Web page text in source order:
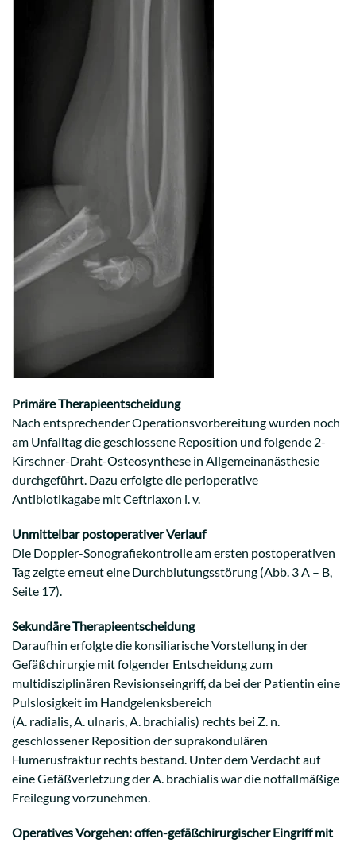
Primäre Therapieentscheidung
Nach entsprechender Operationsvorbereitung wurden noch
am Unfalltag die geschlossene Reposition und folgende 2-
Kirschner-Draht-Osteosynthese in Allgemeinanästhesie
durchgeführt. Dazu erfolgte die perioperative
Antibiotikagabe mit Ceftriaxon i. v.
Unmittelbar postoperativer Verlauf
Die Doppler-Sonografiekontrolle am ersten postoperativen
Tag zeigte erneut eine Durchblutungsstörung (Abb. 3 A – B,
Seite 17).
Sekundäre Therapieentscheidung
Daraufhin erfolgte die konsiliarische Vorstellung in der
Gefäßchirurgie mit folgender Entscheidung zum
multidisziplinären Revisionseingriff, da bei der Patientin eine
Pulslosigkeit im Handgelenksbereich
(A. radialis, A. ulnaris, A. brachialis) rechts bei Z. n.
geschlossener Reposition der suprakondulären
Humerusfraktur rechts bestand. Unter dem Verdacht auf
eine Gefäßverletzung der A. brachialis war die notfallmäßige
Freilegung vorzunehmen.
Operatives Vorgehen: offen-gefäßchirurgischerEingriff mit